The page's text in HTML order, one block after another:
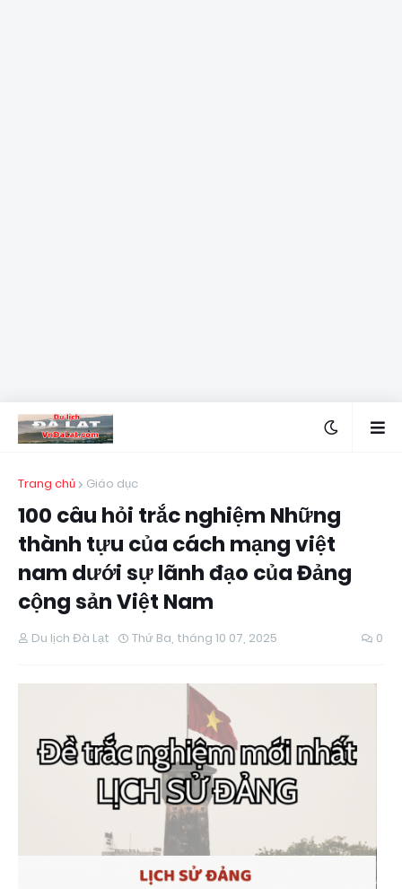
Trang chủ Giáo dục
100 câu hỏi trắc nghiệm Những
thành tựu của cách mạng việt
nam dưới sự lãnh đạo của Đảng
cộng sản Việt Nam
Du lịch Đà Lạt Thứ Ba, tháng 10 07, 2025 0